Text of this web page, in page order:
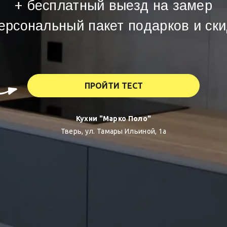
+ бесплатный выезд на замер
пакет подарков и
ПРОЙТИ ТЕСТ
Кухни "Марко Поло"
Тверь, ул. Тамары Ильиной, 1а